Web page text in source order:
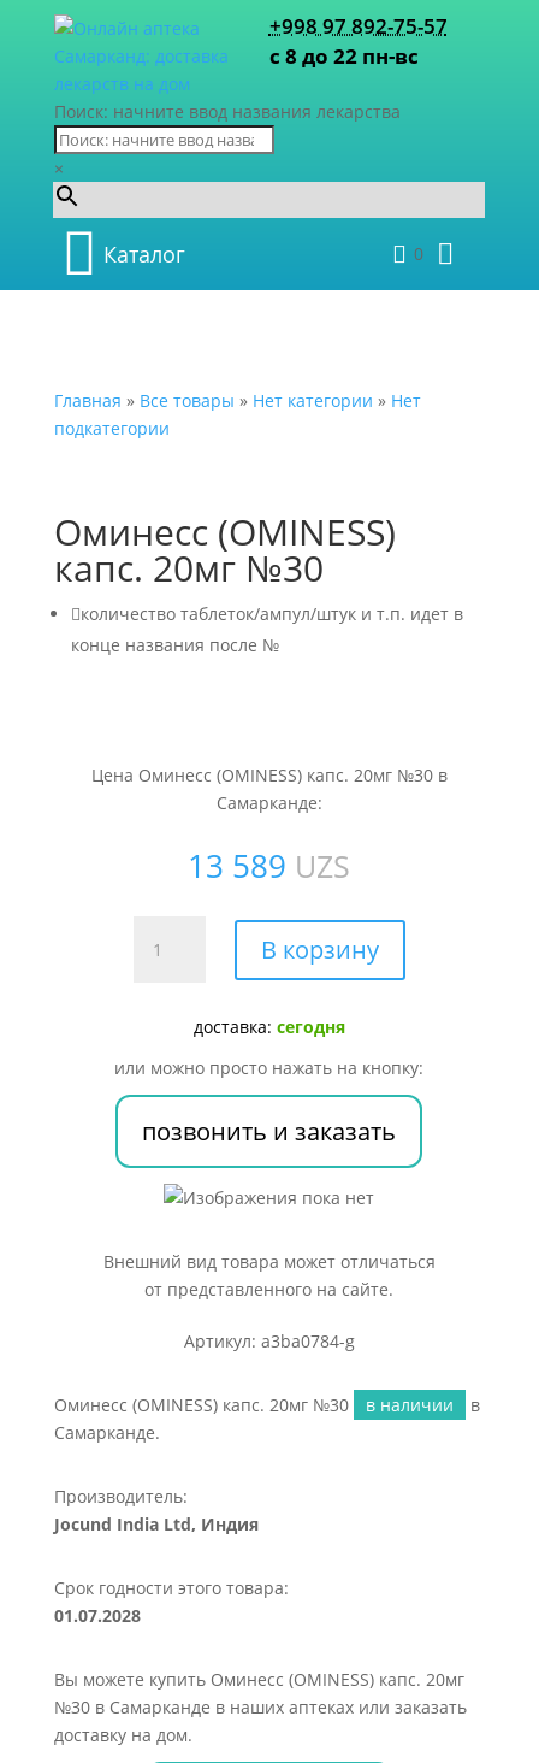
+998 97 892-75-57
с 8 до 22 пн-вс
Поиск: начните ввод названия лекарства
×
Каталог 0
Главная » Все товары » Нет категории » Нет
подкатегории
Оминесс (OMINESS)
капс. 20мг №30
количество таблеток/ампул/штук и т.п. идет в
конце названия после №
Цена Оминесс (OMINESS) капс. 20мг №30 в
Самарканде:
13 589 UZS
товара
20мг
№30
В корзину
доставка: сегодня
или можно просто нажать на кнопку:
позвонить и заказать
Внешний вид товара может отличаться
от представленного на сайте.
Артикул: a3ba0784-g
Оминесс (OMINESS) капс. 20мг №30 в наличии
в
Самарканде.
Производитель:
Jocund India Ltd, Индия
Срок годности этого товара:
01.07.2028
Вы можете купить Оминесс (OMINESS) капс. 20мг
№30 в Самарканде в наших аптеках или заказать
доставку на дом.